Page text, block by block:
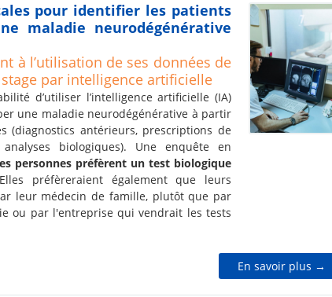
pour identifier les patients
maladie neurodégénérative
à l’utilisation de ses données de
par intelligence artificielle
d’utiliser l’intelligence artificielle (IA)
une maladie neurodégénérative à partir
(diagnostics antérieurs, prescriptions de
biologiques). Une enquête en
personnes préfèrent un test biologique
préfèreraient également que leurs
leur médecin de famille, plutôt que par
ou par l'entreprise qui vendrait les tests
En savoir plus →